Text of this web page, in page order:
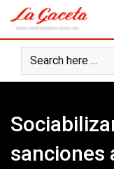
content
sanciones